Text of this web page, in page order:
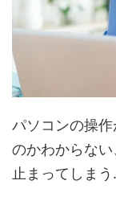
パソコンの操
のかわからな
止まってしま